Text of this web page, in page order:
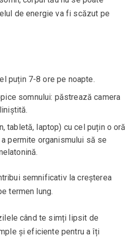
de energie va fi scăzut pe
puțin 7-8 ore pe noapte.
somnului: păstrează camera
tabletă, laptop) cu cel puțin o oră
permite organismului să se
semnificativ la creșterea
termen lung.
când te simți lipsit de
și eficiente pentru a îți